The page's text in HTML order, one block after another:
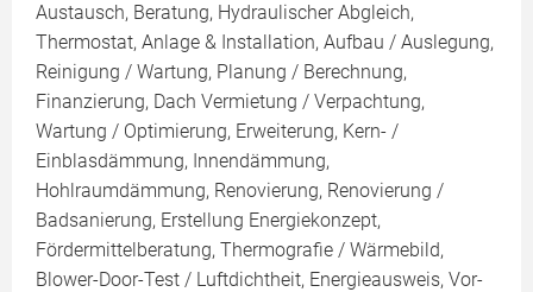
Austausch, Beratung, Hydraulischer Abgleich,
Thermostat, Anlage & Installation, Aufbau / Auslegung,
Reinigung / Wartung, Planung / Berechnung,
Finanzierung, Dach Vermietung / Verpachtung,
Wartung / Optimierung, Erweiterung, Kern- /
Einblasdämmung, Innendämmung,
Hohlraumdämmung, Renovierung, Renovierung /
Badsanierung, Erstellung Energiekonzept,
Fördermittelberatung, Thermografie / Wärmebild,
Blower-Door-Test / Luftdichtheit, Energieausweis, Vor-